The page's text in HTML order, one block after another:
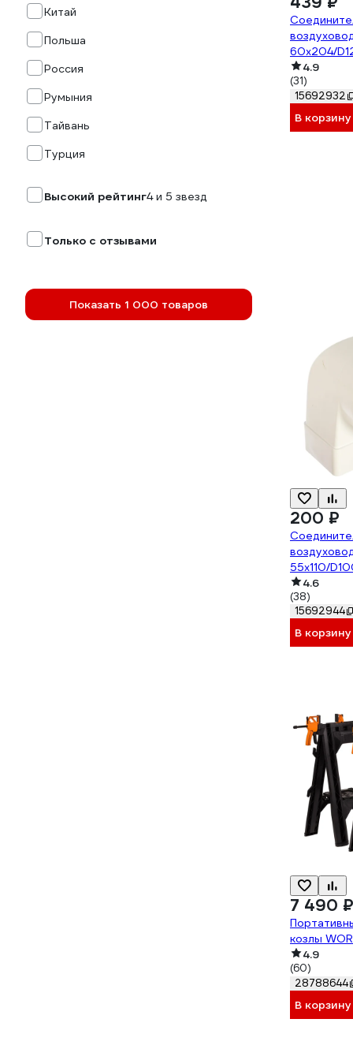
Китай
Польша
Россия
Румыния
Тайвань
Турция
Высокий рейтинг4 и 5 звезд
Только с отзывами
Показать 1 000 товаров
60х204/
210-061
4.9
(31)
15692932
В корзину
200 ₽
55х110/
87-743
4.6
(38)
15692944
В корзину
7 490 ₽
козлы
4.9
(60)
28788644
В корзину